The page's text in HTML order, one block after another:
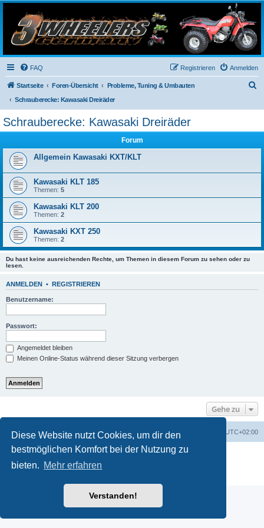
Diese Website nutzt Cookies, um dir den
bestmöglichen Komfort bei der Nutzung zu
bieten. Mehr erfahren
Verstanden!
3-Wheelers Germany
Honda, Yamaha, Kawasaki Trike
FAQ Anmelden
Registrieren
Startseite Foren-Übersicht
Probleme, Tuning & Umbauten
Schrauberecke: Kawasaki Dreiräder
Schrauberecke: Kawasaki Dreiräder
Forum
Allgemein Kawasaki KXT/KLT
Kawasaki KLT 185
Themen: 5
Kawasaki KLT 200
Themen: 2
Kawasaki KXT 250
Themen: 2
Du hast keine ausreichenden Rechte, um Themen in diesem Forum zu sehen oder zu
lesen.
ANMELDEN • REGISTRIEREN
Benutzername:
Passwort:
Angemeldet bleiben
Meinen Online-Status während dieser Sitzung verbergen
Gehe zu
Startseite Foren-Übersicht UTC+02:00
Powered byphpBB ® Forum Software © phpBB Limited
Deutsche Übersetzung durch